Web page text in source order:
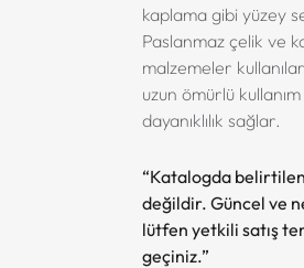
kaplama gibi yüzey
Paslanmaz çelik ve
malzemeler
uzun ömürlü
dayanıklılık sağlar.
“Katalogda
değildir. Güncel ve
lütfen yetkili satış
geçiniz.”